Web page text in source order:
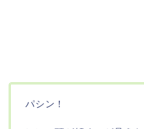
パシン！